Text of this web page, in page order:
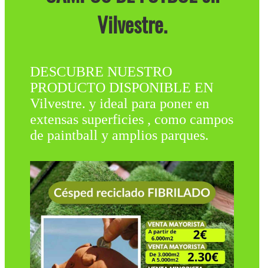
Vilvestre.
DESCUBRE NUESTRO
PRODUCTO DISPONIBLE EN
Vilvestre. y ideal para poner en
extensas superficies , como campos
de paintball y amplios parques.